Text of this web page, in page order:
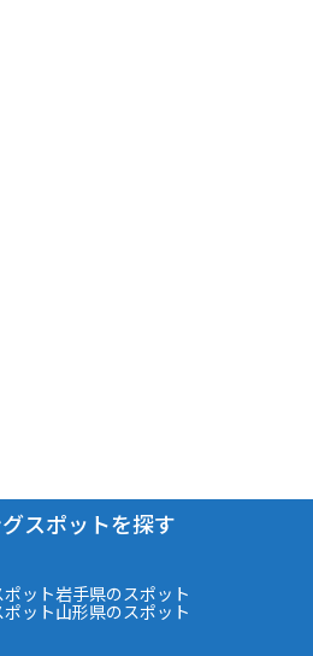
スポットを探す
ット岩手県のスポット
ット山形県のスポット